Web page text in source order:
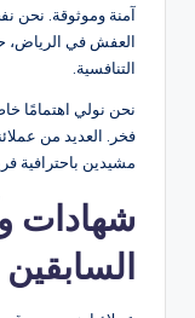
آمنة وموثوقة. نحن
العفش في الرياض،
التنافسية.
نحن نولي اهتمامًا
فخر. العديد من
مشيدين باحترافية
شهادات
السابقين